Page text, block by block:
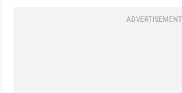
ADVERTISEMENT